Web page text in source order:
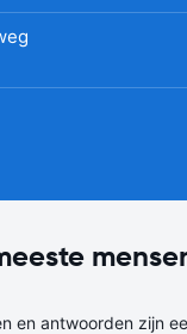
en antwoorden zijn